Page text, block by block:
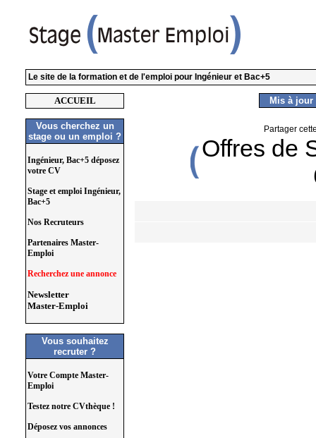
Le site de la formation et de l'emploi pour Ingénieur et Bac+5
ACCUEIL
Vous cherchez un
stage ou un emploi ?
Ingénieur, Bac+5 déposez
votre CV
Stage et emploi Ingénieur,
Bac+5
Nos Recruteurs
Partenaires Master-
Emploi
Recherchez une annonce
Newsletter
Master-Emploi
Vous souhaitez
recruter ?
Votre Compte Master-
Emploi
Testez notre CVthèque !
Déposez vos annonces
Mis à jour
Partager
Offres de